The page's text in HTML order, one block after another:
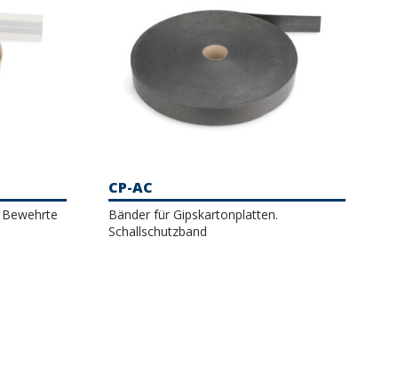
CP-AC
Bänder für Gipskartonplatten.
Schallschutzband